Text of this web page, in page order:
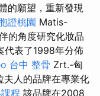
的願望，重新發現
證桃園 Matis-
的角度研究化妝品
代表了1998年分佈
台中 整骨 Zrt.-匈
夫人的品牌在專業化
程 該品牌在2008